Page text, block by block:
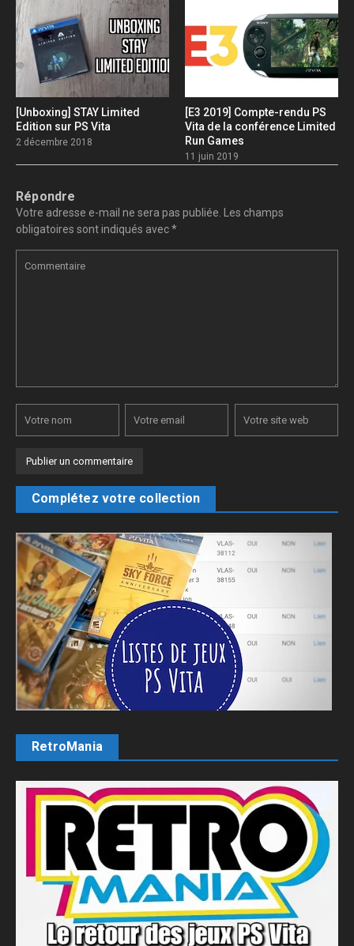
[Unboxing] STAY Limited
Edition sur PS Vita
2 décembre 2018
[E3 2019] Compte-rendu PS
Vita de la conférence Limited
Run Games
11 juin 2019
Répondre
Votre adresse e-mail ne sera pas publiée.
Les champs
obligatoires sont indiqués avec*
Complétez votre collection
RetroMania